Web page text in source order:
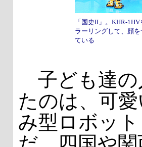
「国史II」。KHR-1HV
ラーリングして、顔を
ている
子ども達の
たのは、可
み型ロボッ